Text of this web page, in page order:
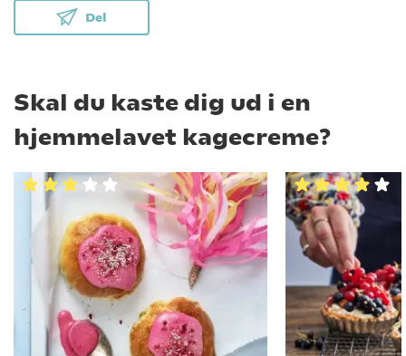
Del
Skal du kaste dig ud i en
hjemmelavet kagecreme?